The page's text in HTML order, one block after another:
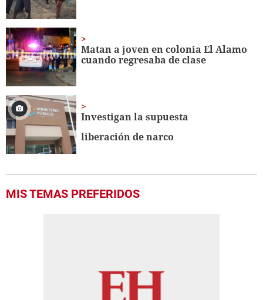
Matan a joven en colonia El Alamo
cuando regresaba de clase
Investigan la supuesta
liberación de narco
MIS TEMAS PREFERIDOS